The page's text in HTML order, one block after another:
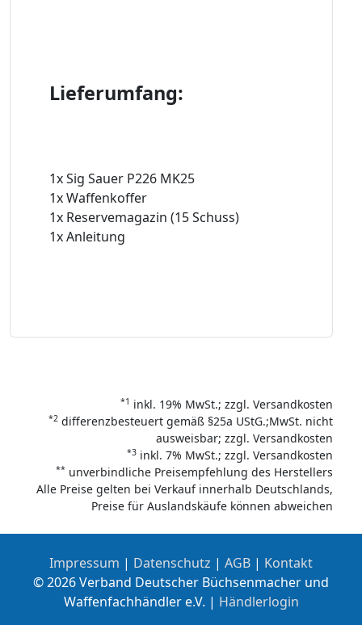
Lieferumfang:
1x Sig Sauer P226 MK25
1x Waffenkoffer
1x Reservemagazin (15 Schuss)
1x Anleitung
*1 inkl. 19% MwSt.; zzgl. Versandkosten
*2 differenzbesteuert gemäß §25a UStG.;MwSt. nicht
ausweisbar; zzgl. Versandkosten
*3 inkl. 7% MwSt.; zzgl. Versandkosten
** unverbindliche Preisempfehlung des Herstellers
Alle Preise gelten bei Verkauf innerhalb Deutschlands,
Preise für Auslandskäufe können abweichen
Impressum | Datenschutz | AGB | Kontakt
© 2026 Verband Deutscher Büchsenmacher und
Waffenfachhändler e.V. | Händlerlogin